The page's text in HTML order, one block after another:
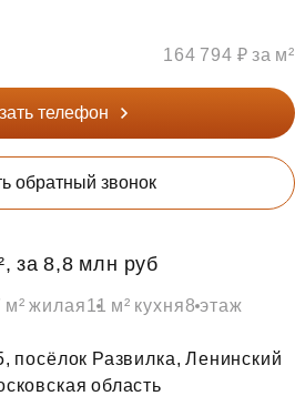
164 794 ₽ за м²
телефон
обратный звонок
за 8,8 млн руб
м² жилая11 м² кухня8 этаж
посёлок Развилка, Ленинский
область